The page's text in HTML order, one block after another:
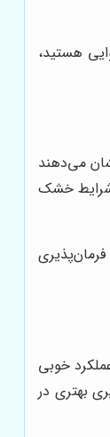
هستید،
می‌دهند
شرایط خشک
خوبی
بهتری در